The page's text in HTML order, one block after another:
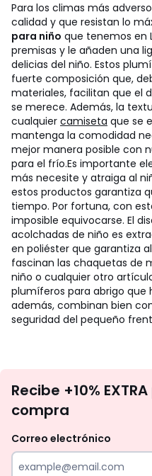
Para los climas más
calidad y que resistan lo
para niño que tenemos en
premisas y le añaden una
delicias del niño. Estos
fuerte composición que,
materiales, facilitan que el
se merece. Además, la
cualquier camiseta que se
mantenga la comodidad
mejor manera posible con
para el frío.Es importante
más necesite y atraiga al
estos productos garantiza
tiempo. Por fortuna, con
imposible equivocarse. El
acolchadas de niño es
en poliéster que garantiza
fascinan las chaquetas de
niño o cualquier otro
plumíferos para abrigo que
además, combinan bien
seguridad del pequeño
Recibe +10%
compra
Correo electrónico